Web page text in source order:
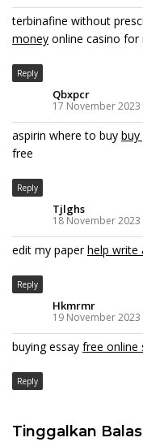
terbinafine without
money online casino for
Reply
Qbxpcr
17 November
aspirin where to buy buy
free
Reply
Tjlghs
18 November
edit my paperhelp write
Reply
Hkmrmr
19 November
buying essay free online
Reply
Tinggalkan